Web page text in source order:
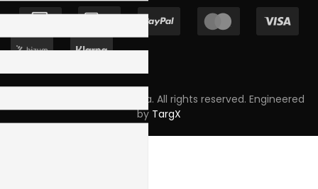
Copyright © 2023 Skpro, Lda. All rights reserved. Engineered
by TargX